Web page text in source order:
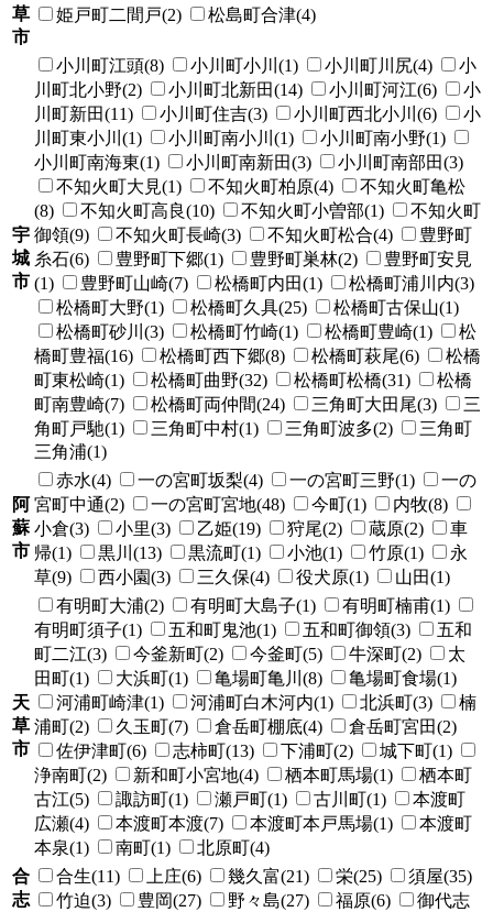
草
市
姫戸町二間戸(2)
松島町合津(4)
宇
城
市
小川町江頭(8) 小川町小川(1) 小川町川尻(4)
小
川町北小野(2)
小川町北新田(14) 小川町河江(6)
小
川町新田(11)
小川町住吉(3) 小川町西北小川(6)
小
川町東小川(1)
小川町南小川(1)
小川町南小野(1)
小川町南海東(1)
小川町南新田(3)
小川町南部田(3)
不知火町大見(1)
不知火町柏原(4)
不知火町亀松
(8)
不知火町高良(10) 不知火町小曽部(1)
不知火町
御領(9)
不知火町長崎(3) 不知火町松合(4)
豊野町
糸石(6)
豊野町下郷(1) 豊野町巣林(2)
豊野町安見
(1)
豊野町山崎(7) 松橋町内田(1)
松橋町浦川内(3)
松橋町大野(1)
松橋町久具(25)
松橋町古保山(1)
松橋町砂川(3)
松橋町竹崎(1) 松橋町豊崎(1)
松
橋町豊福(16)
松橋町西下郷(8) 松橋町萩尾(6)
松橋
町東松崎(1)
松橋町曲野(32) 松橋町松橋(31)
松橋
町南豊崎(7)
松橋町両仲間(24) 三角町大田尾(3)
三
角町戸馳(1)
三角町中村(1) 三角町波多(2)
三角町
三角浦(1)
阿
蘇
市
赤水(4) 一の宮町坂梨(4) 一の宮町三野(1)
一の
宮町中通(2)
一の宮町宮地(48) 今町(1)
内牧(8)
小倉(3)
小里(3) 乙姫(19) 狩尾(2) 蔵原(2)
車
帰(1)
黒川(13) 黒流町(1) 小池(1) 竹原(1)
永
草(9)
西小園(3) 三久保(4) 役犬原(1) 山田(1)
天
草
市
有明町大浦(2) 有明町大島子(1)
有明町楠甫(1)
有明町須子(1)
五和町鬼池(1) 五和町御領(3)
五和
町二江(3)
今釜新町(2) 今釜町(5) 牛深町(2)
太
田町(1)
大浜町(1) 亀場町亀川(8)
亀場町食場(1)
河浦町崎津(1)
河浦町白木河内(1) 北浜町(3)
楠
浦町(2)
久玉町(7) 倉岳町棚底(4)
倉岳町宮田(2)
佐伊津町(6)
志柿町(13) 下浦町(2)
城下町(1)
浄南町(2)
新和町小宮地(4) 栖本町馬場(1)
栖本町
古江(5)
諏訪町(1) 瀬戸町(1) 古川町(1)
本渡町
広瀬(4)
本渡町本渡(7) 本渡町本戸馬場(1)
本渡町
本泉(1)
南町(1)
北原町(4)
合
志
合生(11) 上庄(6) 幾久富(21) 栄(25)
須屋(35)
竹迫(3)
豊岡(27) 野々島(27) 福原(6)
御代志